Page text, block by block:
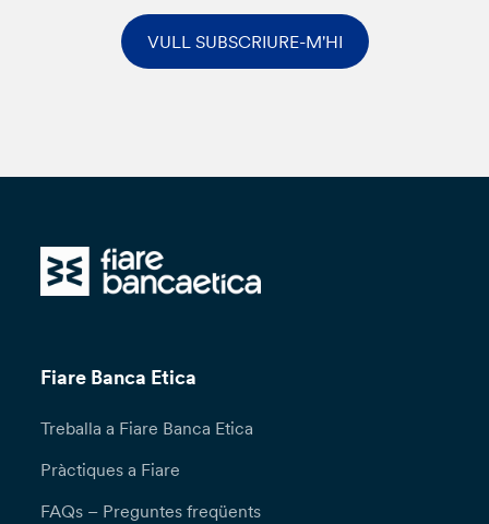
VULL SUBSCRIURE-M'HI
Fiare Banca Etica
Treballa a Fiare Banca Etica
Pràctiques a Fiare
FAQs – Preguntes freqüents